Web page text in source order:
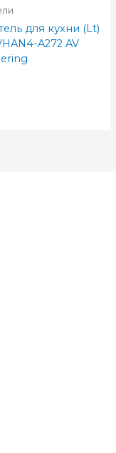
для кухни (Lt)
A272 AV